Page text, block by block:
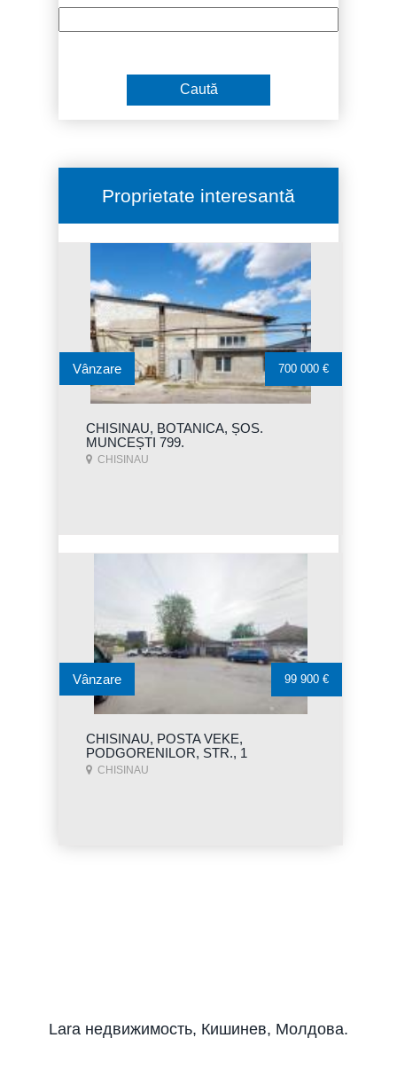
Proprietate interesantă
CHISINAU, BOTANICA, ȘOS.
MUNCEȘTI 799.
CHISINAU
Vânzare 700 000 €
CHISINAU, POSTA VEKE,
PODGORENILOR, STR., 1
CHISINAU
Vânzare 99 900 €
Lara недвижимость, Кишинев, Молдова.